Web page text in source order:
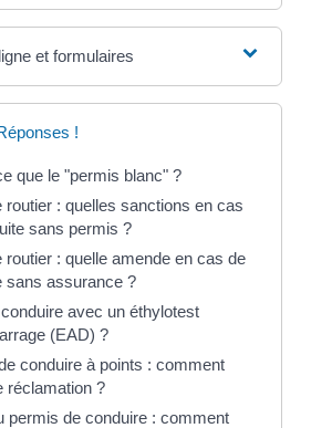
et formulaires
!
que le "permis blanc" ?
routier : quelles sanctions en cas
sans permis ?
routier : quelle amende en cas de
sans assurance ?
avec un éthylotest
(EAD) ?
conduire à points : comment
réclamation ?
permis de conduire : comment